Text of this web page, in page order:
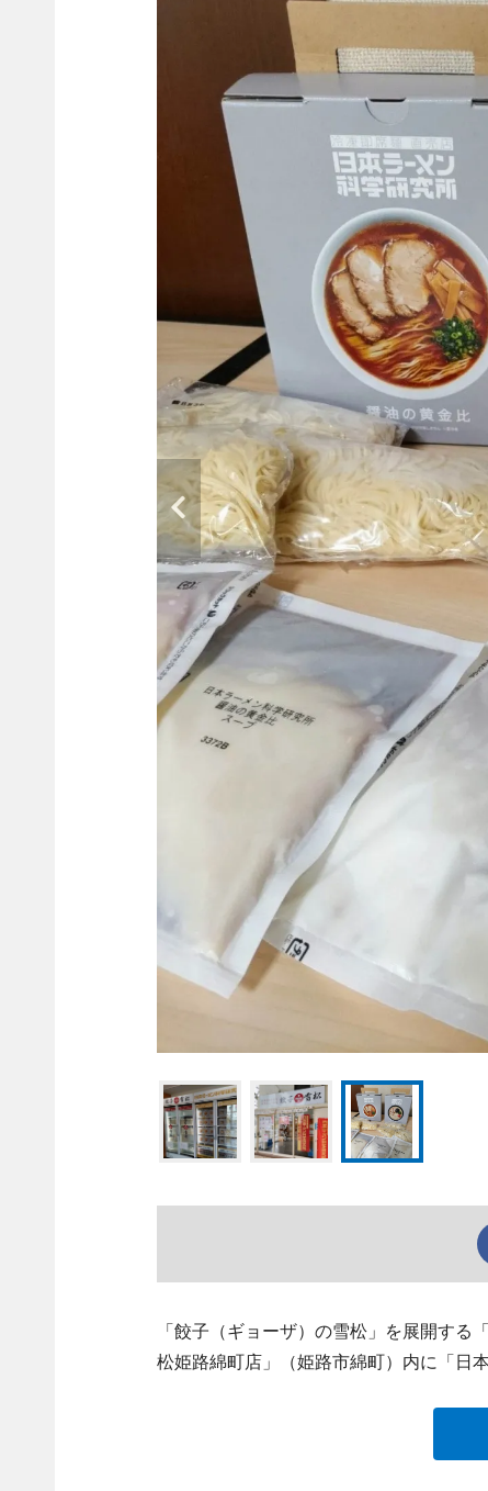
「餃子（ギョーザ）の雪松」を展開す
松姫路綿町店」（姫路市綿町）内に「日